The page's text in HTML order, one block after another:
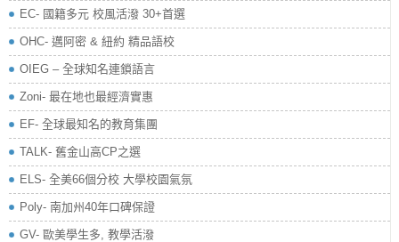
EC- 國籍多元 校風活潑 30+首選
OHC- 邁阿密 & 紐約 精品語校
OIEG – 全球知名連鎖語言
Zoni- 最在地也最經濟實惠
EF- 全球最知名的教育集團
TALK- 舊金山高CP之選
ELS- 全美66個分校 大學校園氣氛
Poly- 南加州40年口碑保證
GV- 歐美學生多, 教學活潑